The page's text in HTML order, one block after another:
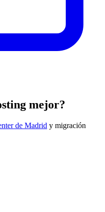
mejor?
de Madrid y migración